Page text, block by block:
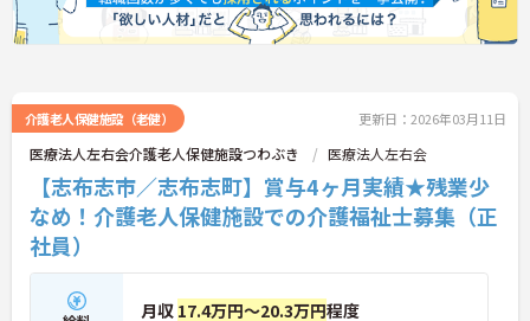
介護老人保健施設（老健） 更新日：2026年03月11日
医療法人左右会介護老人保健施設つわぶき 医療法人左右会
【志布志市／志布志町】賞与4ヶ月実績★残業少
なめ！介護老人保健施設での介護福祉士募集（正
社員）
月収 17.4万円～20.3万円程度